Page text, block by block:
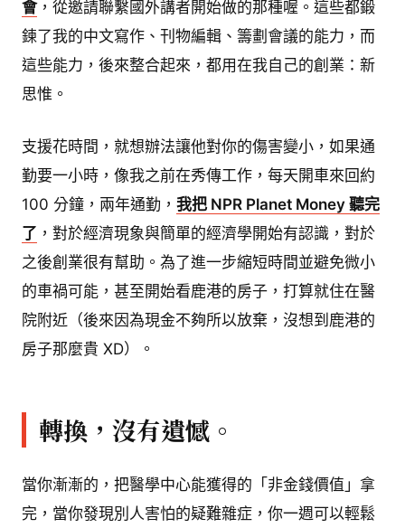
會，從邀請聯繫國外講者開始做的那種喔。這些都鍛
鍊了我的中文寫作、刊物編輯、籌劃會議的能力，而
這些能力，後來整合起來，都用在我自己的創業：新
思惟。
支援花時間，就想辦法讓他對你的傷害變小，如果通
勤要一小時，像我之前在秀傳工作，每天開車來回約
100 分鐘，兩年通勤， 我把 NPR Planet Money 聽完
了 ，對於經濟現象與簡單的經濟學開始有認識，對於
之後創業很有幫助。為了進一步縮短時間並避免微小
的車禍可能，甚至開始看鹿港的房子，打算就住在醫
院附近（後來因為現金不夠所以放棄，沒想到鹿港的
房子那麼貴 XD）。
轉換，沒有遺憾。
當你漸漸的，把醫學中心能獲得的「非金錢價值」拿
完，當你發現別人害怕的疑難雜症，你一週可以輕鬆